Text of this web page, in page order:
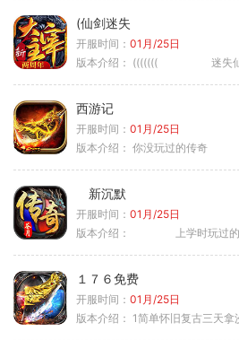
(仙剑迷失
开服时间： 01月/25日
版本介绍： ((((((( 迷失
西游记
开服时间： 01月/25日
版本介绍： 你没玩过的传奇
新沉默
开服时间： 01月/25日
版本介绍：
上学时玩
１７６免费
开服时间： 01月/25日
版本介绍： 1简单怀旧复古三天拿